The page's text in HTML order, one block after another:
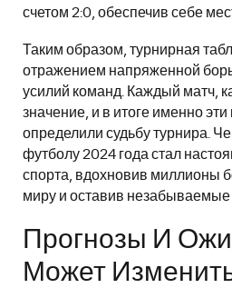
счетом 2:0, обеспечив себе
Таким образом, турнирная
отражением напряженной
усилий команд. Каждый матч,
значение, и в итоге именно
определили судьбу турнира.
футболу 2024 года стал
спорта, вдохновив миллионы
миру и оставив незабываемые
Прогнозы И
Может